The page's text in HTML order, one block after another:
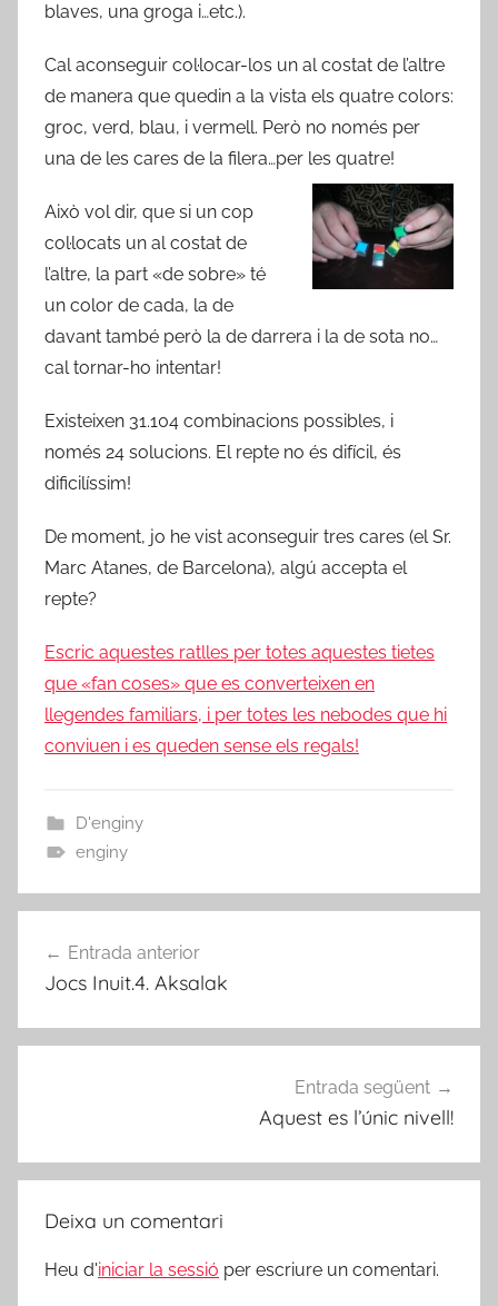
blaves, una groga i…etc.).
Cal aconseguir col·locar-los un al costat de l’altre
de manera que quedin a la vista els quatre colors:
groc, verd, blau, i vermell. Però no només per
una de les cares de la filera…per les quatre!
Això vol dir, que si un cop
col·locats un al costat de
l’altre, la part «de sobre» té
un color de cada, la de
davant també però la de darrera i la de sota no…
cal tornar-ho intentar!
Existeixen 31.104 combinacions possibles, i
només 24 solucions. El repte no és difícil, és
dificilíssim!
De moment, jo he vist aconseguir tres cares (el Sr.
Marc Atanes, de Barcelona), algú accepta el
repte?
Escric aquestes ratlles per totes aquestes tietes
que «fan coses» que es converteixen en
llegendes familiars, i per totes les nebodes que hi
conviuen i es queden sense els regals!
D'enginy
enginy
d'entrades
Entrada anterior
Jocs Inuit.4. Aksalak
Entrada següent
Aquest es l’únic nivell!
Deixa un comentari
Heu d'iniciar la sessió per escriure un comentari.